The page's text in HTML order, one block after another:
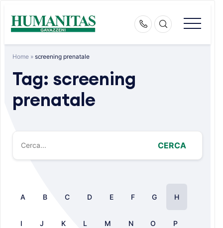
content
Home» screening prenatale
Tag: screening
prenatale
CERCA
A B C D E F G H
I J K L M N O P